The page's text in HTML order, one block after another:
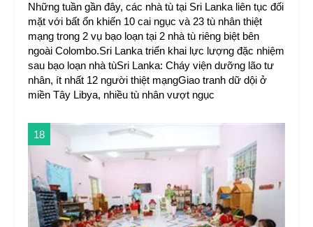
Những tuần gần đây, các nhà tù tại Sri Lanka liên tục đối
mặt với bất ổn khiến 10 cai ngục và 23 tù nhân thiệt
mạng trong 2 vụ bạo loạn tại 2 nhà tù riêng biệt bên
ngoài Colombo.Sri Lanka triển khai lực lượng đặc nhiệm
sau bạo loạn nhà tùSri Lanka: Cháy viện dưỡng lão tư
nhân, ít nhất 12 người thiệt mạngGiao tranh dữ dội ở
miền Tây Libya, nhiều tù nhân vượt ngục
18